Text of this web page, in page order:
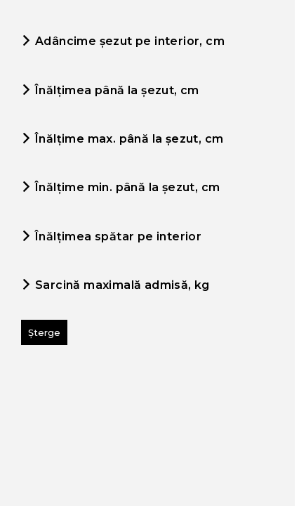
Adâncime șezut pe interior, cm
Înălțimea până la șezut, cm
Înălțime max. până la șezut, cm
Înălțime min. până la șezut, cm
Înălțimea spătar pe interior
Sarcină maximală admisă, kg
Șterge